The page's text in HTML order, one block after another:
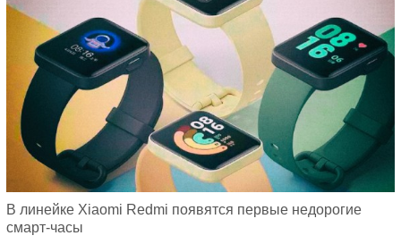
В линейке Xiaomi Redmi появятся первые недорогие
смарт-часы